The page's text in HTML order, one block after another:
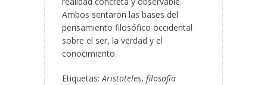
Ambos sentaron las bases del
pensamiento filosófico occidental
sobre el ser, la verdad y el
conocimiento.
Etiquetas:Aristoteles, filosofía